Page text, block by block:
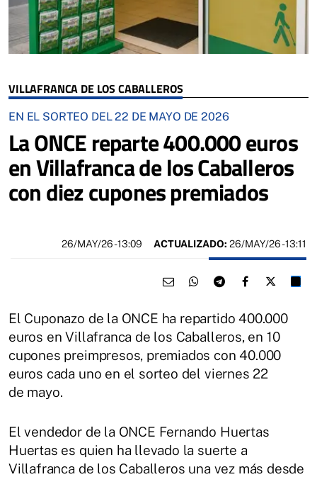
VILLAFRANCA DE LOS CABALLEROS
EN EL SORTEO DEL 22 DE MAYO DE 2026
La ONCE reparte 400.000 euros
en Villafranca de los Caballeros
con diez cupones premiados
26/MAY/26- 13:09 ACTUALIZADO: 26/MAY/26 - 13:11
El Cuponazo de la ONCE ha repartido 400.000
euros en Villafranca de los Caballeros, en 10
cupones preimpresos, premiados con 40.000
euros cada uno en el sorteo del viernes 22
de mayo.
El vendedor de la ONCE Fernando Huertas
Huertas es quien ha llevado la suerte a
Villafranca de los Caballeros una vez más desde